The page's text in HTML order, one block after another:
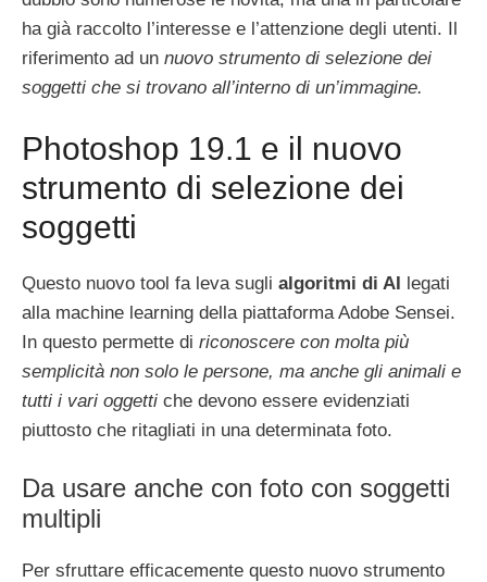
ha già raccolto l’interesse e l’attenzione degli utenti. Il
riferimento ad un nuovo strumento di selezione dei
soggetti che si trovano all’interno di un’immagine.
Photoshop 19.1 e il nuovo
strumento di selezione dei
soggetti
Questo nuovo tool fa leva sugli algoritmi di AI legati
alla machine learning della piattaforma Adobe Sensei.
In questo permette di riconoscere con molta più
semplicità non solo le persone, ma anche gli animali e
tutti i vari oggetti che devono essere evidenziati
piuttosto che ritagliati in una determinata foto.
Da usare anche con foto con soggetti
multipli
Per sfruttare efficacemente questo nuovo strumento